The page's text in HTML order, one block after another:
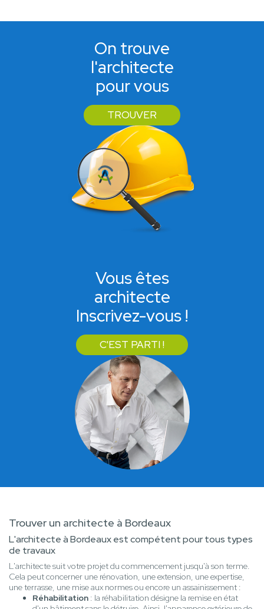
On trouve
l'architecte
pour vous
TROUVER
Vous êtes
architecte
Inscrivez-vous !
C'EST PARTI !
Trouver un architecte à Bordeaux
L'architecte à Bordeaux est compétent pour tous types
de travaux
L'architecte suit votre projet du commencement jusqu'à son terme.
Cela peut concerner une rénovation, une extension, une expertise,
une terrasse, une mise aux normes ou encore un assainissement :
Réhabilitation : la réhabilitation désigne la remise en état